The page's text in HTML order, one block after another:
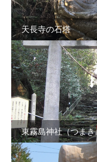
天長寺の石塔
東霧島神社（つま